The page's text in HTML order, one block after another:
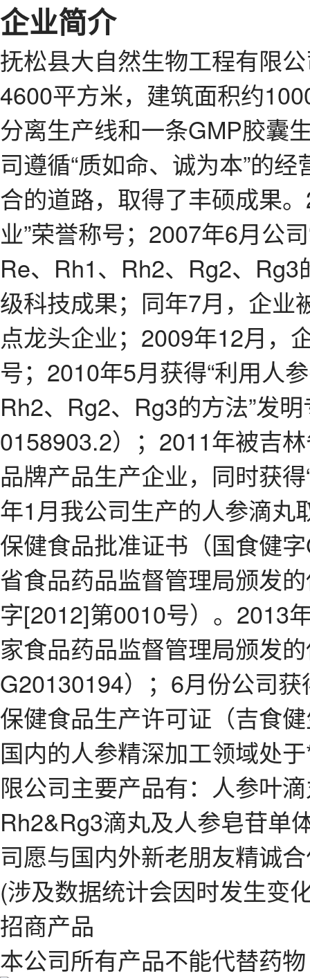
企业简介
抚松县大自然生物工程有限
4600平方米，建筑面积约
分离生产线和一条GMP胶囊
司遵循“质如命、诚为本”的
合的道路，取得了丰硕成果
业”荣誉称号；2007年6月公
Re、Rh1、Rh2、Rg2、Rg3
级科技成果；同年7月，企业
点龙头企业；2009年12月，
号；2010年5月获得“利用人
Rh2、Rg2、Rg3的方法”发
0158903.2）；2011年被吉
品牌产品生产企业，同时获
年1月我公司生产的人参滴丸
保健食品批准证书（国食健
省食品药品监督管理局颁发
字[2012]第0010号）。2013
家食品药品监督管理局颁发
G20130194）；6月份公司
保健食品生产许可证（吉食
国内的人参精深加工领域处
限公司主要产品有：人参叶
Rh2&Rg3滴丸及人参皂苷单
司愿与国内外新老朋友精诚
(涉及数据统计会因时发生变
招商产品
本公司所有产品不能代替药物